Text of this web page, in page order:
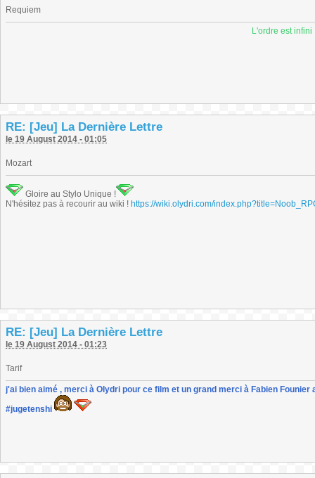
Requiem
L'ordre est infini
RE: [Jeu] La Dernière Lettre
le 19 August 2014 - 01:05
Mozart
Gloire au Stylo Unique !
N'hésitez pas à recourir au wiki ! https://wiki.olydri.com/
RE: [Jeu] La Dernière Lettre
le 19 August 2014 - 01:23
Tarif
j'ai bien aimé , merci à Olydri pour ce film et un grand merci à Fabien
#jugetenshi